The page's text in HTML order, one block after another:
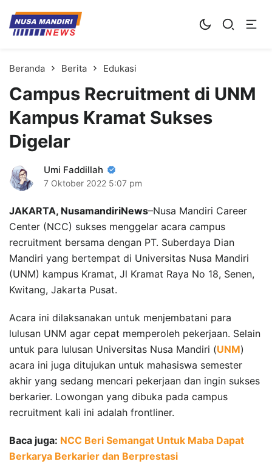
Kampus Digital Bisnis
Universitas Nusa Mandiri
Beranda Berita Edukasi
Campus Recruitment di UNM
Kampus Kramat Sukses
Digelar
Umi Faddillah
7 Oktober 2022 5:07 pm
JAKARTA, NusamandiriNews–Nusa Mandiri Career
Center (NCC) sukses menggelar acara campus
recruitment bersama dengan PT. Suberdaya Dian
Mandiri yang bertempat di Universitas Nusa Mandiri
(UNM) kampus Kramat, Jl Kramat Raya No 18, Senen,
Kwitang, Jakarta Pusat.
Acara ini dilaksanakan untuk menjembatani para
lulusan UNM agar cepat memperoleh pekerjaan. Selain
untuk para lulusan Universitas Nusa Mandiri (UNM)
acara ini juga ditujukan untuk mahasiswa semester
akhir yang sedang mencari pekerjaan dan ingin sukses
berkarier. Lowongan yang dibuka pada campus
recruitment kali ini adalah frontliner.
Baca juga: NCC Beri Semangat Untuk Maba Dapat
Berkarya Berkarier dan Berprestasi